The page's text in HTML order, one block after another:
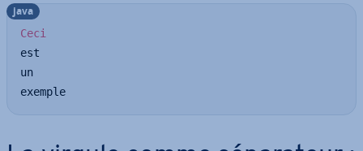
Ceci
est
un
exemple
java